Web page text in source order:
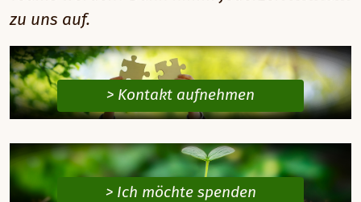
zu uns auf.
> Kontakt aufnehmen
> Ich möchte spenden